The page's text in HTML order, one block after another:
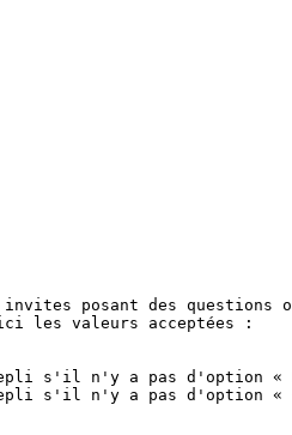
posant des
les valeurs acceptées :
s'il n'y a pas d'option «
s'il n'y a pas d'option «